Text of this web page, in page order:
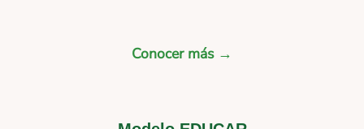
Conocer más →